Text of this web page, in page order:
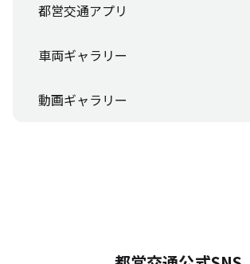
都営交通アプリ
車両ギャラリー
動画ギャラリー